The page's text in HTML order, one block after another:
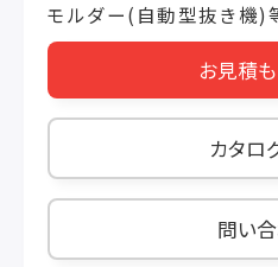
モルダー(自動型抜き機)
的な全自動チョコレート
的な板チョコの整型はも
ム)・ナッツ類をセンター
ートの完全自動化、無人
の制御は1カ所のコント
制御されます。 センター(
えることによって、時代
ティーに富んだ多品種の
お見積
カタロ
問い